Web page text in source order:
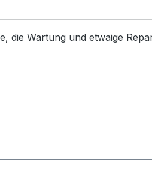
die Wartung und etwaige